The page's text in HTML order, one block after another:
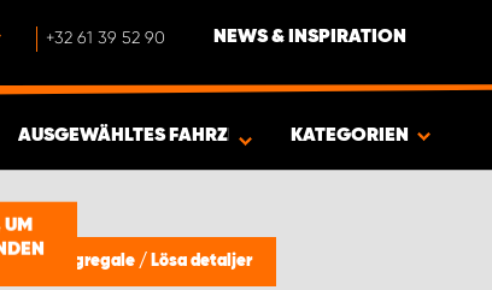
+32 61 39 52 90 NEWS & INSPIRATION
UM
-1856
AUSGEWÄHLTES FAHRZEUG KATEGORIEN
Fahrzeugregale / Lösa detaljer